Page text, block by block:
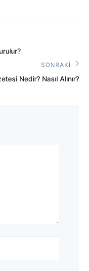
SONRAKI
Nedir? Nasıl Alınır?